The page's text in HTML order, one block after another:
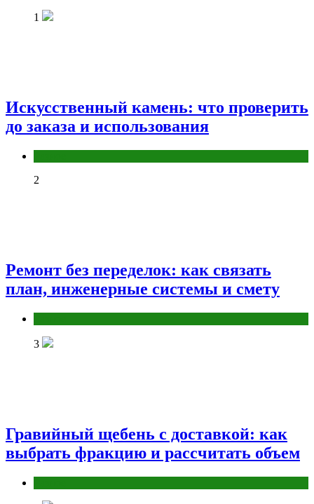
1
Искусственный камень: что проверить
до заказа и использования
2
Ремонт без переделок: как связать
план, инженерные системы и смету
3
Гравийный щебень с доставкой: как
выбрать фракцию и рассчитать объем